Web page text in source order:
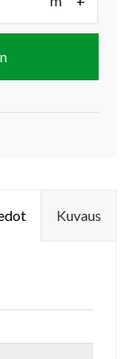
Kuvaus